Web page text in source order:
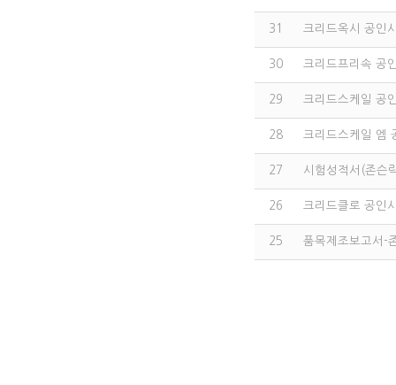
31 크리드옥시 공인
30 크리드프리속 공
29 크리드스케일 공
28 크리드스케일 엠
27 시험성적서(존슨
26 크리드클로 공인
25 품목제조보고서-